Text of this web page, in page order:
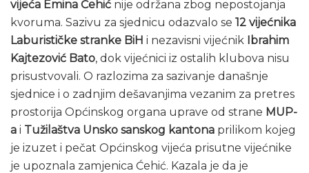
vijeća Emina Ćehić nije održana zbog nepostojanja
kvoruma. Sazivu za sjednicu odazvalo se 12 vijećnika
Laburističke stranke BiH i nezavisni vijećnik Ibrahim
Kajtezović Bato, dok vijećnici iz ostalih klubova nisu
prisustvovali. O razlozima za sazivanje današnje
sjednice i o zadnjim dešavanjima vezanim za pretres
prostorija Općinskog organa uprave od strane MUP-
a i Tužilaštva Unsko sanskog kantona prilikom kojeg
je izuzet i pečat Općinskog vijeća prisutne vijećnike
je upoznala zamjenica Ćehić. Kazala je da je